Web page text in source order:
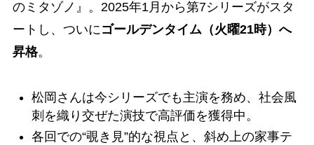
のミタゾノ』。2025年1月から第7シリーズがスタ
ートし、ついに ゴールデンタイム（火曜21時）へ
昇格。
松岡さんは今シリーズでも主演を務め、社会風
刺を織り交ぜた演技で高評価を獲得中。
各回での“覗き見”的な視点と、斜め上の家事テ